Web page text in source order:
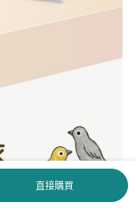
直接購買